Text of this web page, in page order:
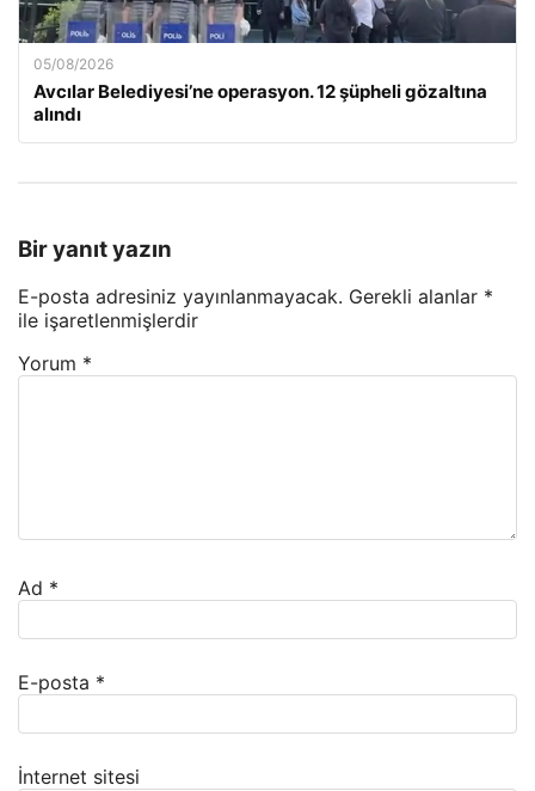
05/08/2026
Avcılar Belediyesi’ne operasyon. 12 şüpheli gözaltına
alındı
Bir yanıt yazın
E-posta adresiniz yayınlanmayacak. Gerekli alanlar *
ile işaretlenmişlerdir
Yorum *
Ad *
E-posta *
İnternet sitesi